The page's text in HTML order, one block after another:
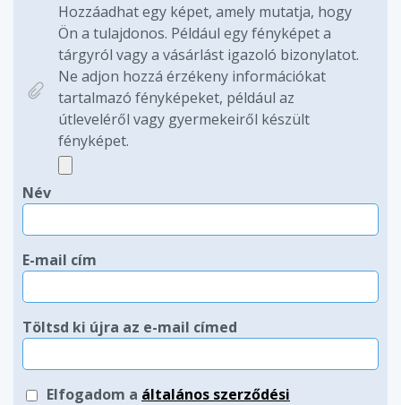
Hozzáadhat egy képet, amely mutatja, hogy
Ön a tulajdonos. Például egy fényképet a
tárgyról vagy a vásárlást igazoló bizonylatot.
Ne adjon hozzá érzékeny információkat
tartalmazó fényképeket, például az
útleveléről vagy gyermekeiről készült
fényképet.
Név
E-mail cím
Töltsd ki újra az e-mail címed
Elfogadom a általános szerződési